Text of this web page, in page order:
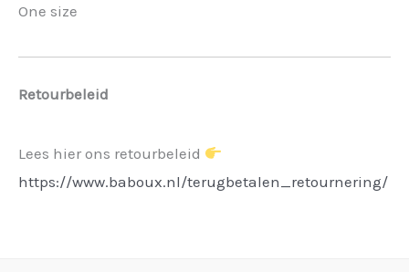
One size
Retourbeleid
Lees hier ons retourbeleid
https://www.baboux.nl/terugbetalen_retournering/